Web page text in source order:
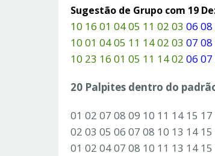
Sugestão de Grupo com 19
10 16 01 04 05 11 02 03 06 08
10 01 04 05 11 14 02 03 07 08
10 23 16 01 05 11 14 02 06 07
20 Palpites dentro do
01 02 07 08 09 10 11 14 15
02 03 05 06 07 08 10 13 14
01 02 04 07 08 10 11 13 14